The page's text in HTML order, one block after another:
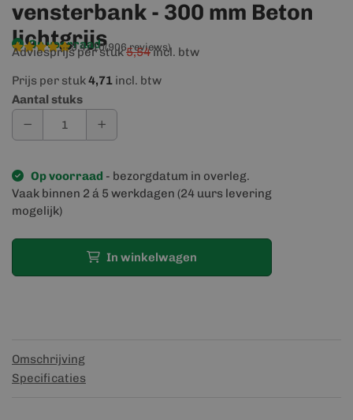
vensterbank - 300 mm Beton
lichtgrijs
Op voorraad
9,4/10(906 reviews)
Adviesprijs per stuk5,54incl. btw
Prijs per stuk4,71 incl. btw
Aantal stuks
Op voorraad - bezorgdatum in overleg.
Vaak binnen 2 á 5 werkdagen (24 uurs levering
mogelijk)
In winkelwagen
Omschrijving
Specificaties